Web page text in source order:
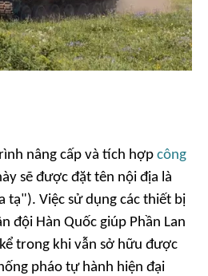
nâng cấp và tích hợp công
sẽ được đặt tên nội địa là
tạ"). Việc sử dụng các thiết bị
đội Hàn Quốc giúp Phần Lan
trong khi vẫn sở hữu được
pháo tự hành hiện đại